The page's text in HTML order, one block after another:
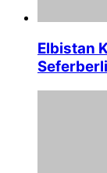
Elbistan